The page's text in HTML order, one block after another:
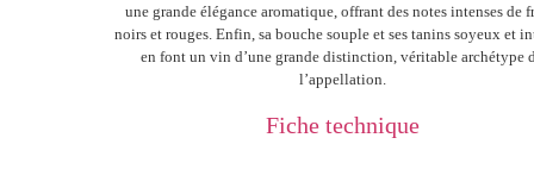
une grande élégance aromatique, offrant des notes intenses de
noirs et rouges. Enfin, sa bouche souple et ses tanins soyeux et
en font un vin d’une grande distinction, véritable archétype
l’appellation.
Fiche technique